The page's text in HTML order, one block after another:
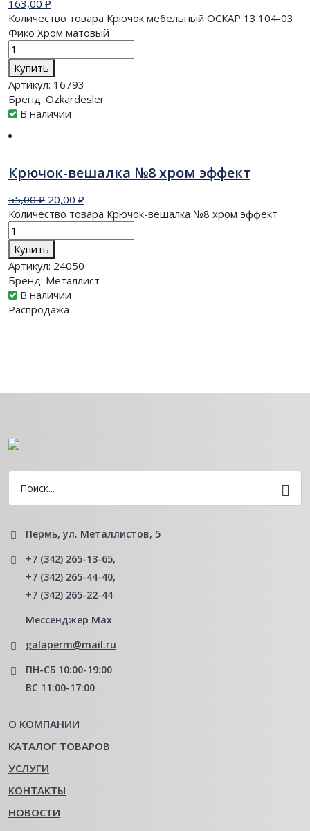
163,00 ₽
Количество товара Крючок мебельный ОСКАР 13.104-03
Фико Хром матовый
Купить
Артикул: 16793
Бренд: Ozkardesler
В наличии
Крючок-вешалка №8 хром эффект
55,00₽ 20,00 ₽
Количество товара Крючок-вешалка №8 хром эффект
Купить
Артикул: 24050
Бренд: Металлист
В наличии
Распродажа
Пермь, ул. Металлистов, 5
+7 (342) 265-13-65,
+7 (342) 265-44-40,
+7 (342) 265-22-44
Мессенджер Мах
galaperm@mail.ru
ПН-СБ 10:00-19:00
ВС 11:00-17:00
О КОМПАНИИ
КАТАЛОГ ТОВАРОВ
УСЛУГИ
КОНТАКТЫ
НОВОСТИ